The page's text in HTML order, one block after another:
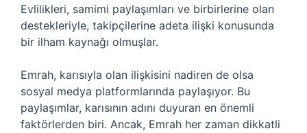
Evlilikleri, samimi paylaşımları ve birbirlerine olan
destekleriyle, takipçilerine adeta ilişki konusunda
bir ilham kaynağı olmuşlar.
Emrah, karısıyla olan ilişkisini nadiren de olsa
sosyal medya platformlarında paylaşıyor. Bu
paylaşımlar, karısının adını duyuran en önemli
faktörlerden biri. Ancak, Emrah her zaman dikkatli